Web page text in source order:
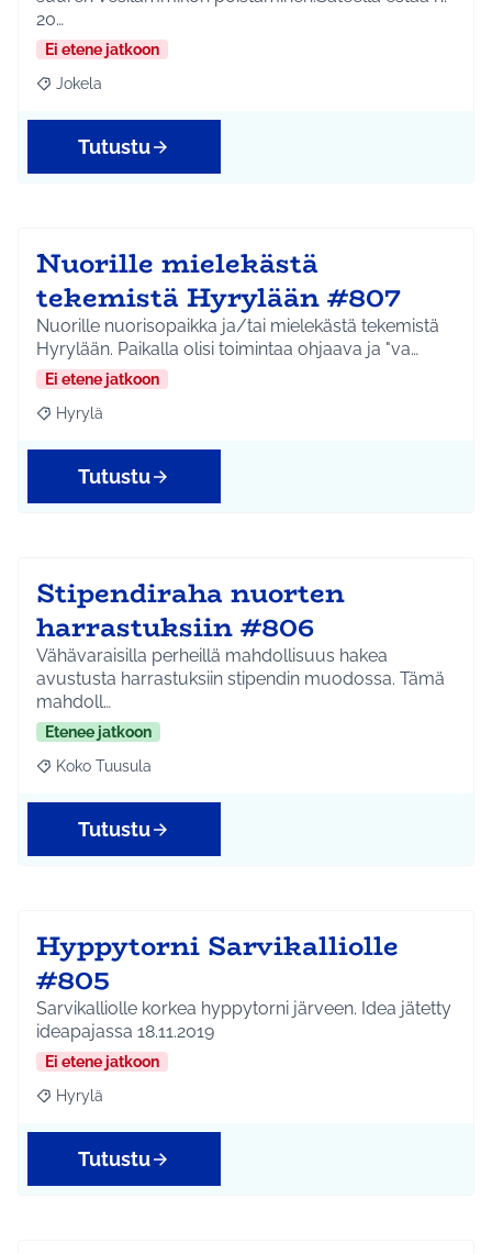
20…
Ei etene jatkoon
Rajaa tulokset aihepiirin mukaan: Jokela
Jokela
Tutustu
Nuorille mielekästä
tekemistä Hyrylään #807
Nuorille nuorisopaikka ja/tai mielekästä tekemistä
Hyrylään. Paikalla olisi toimintaa ohjaava ja "va…
Ei etene jatkoon
Rajaa tulokset aihepiirin mukaan: Hyrylä
Hyrylä
Tutustu
Stipendiraha nuorten
harrastuksiin #806
Vähävaraisilla perheillä mahdollisuus hakea
avustusta harrastuksiin stipendin muodossa. Tämä
mahdoll…
Etenee jatkoon
Rajaa tulokset aihepiirin mukaan: Koko Tuusula
Koko Tuusula
Tutustu
Hyppytorni Sarvikalliolle
#805
Sarvikalliolle korkea hyppytorni järveen. Idea jätetty
ideapajassa 18.11.2019
Ei etene jatkoon
Rajaa tulokset aihepiirin mukaan: Hyrylä
Hyrylä
Tutustu